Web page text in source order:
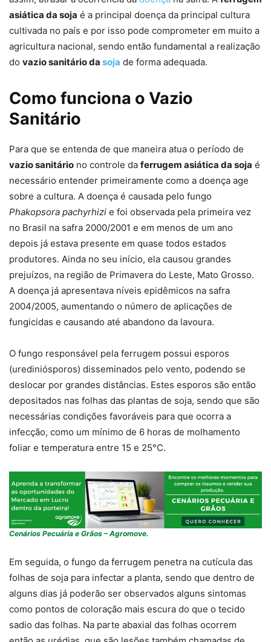
asiática da soja é a principal doença da principal cultura
cultivada no país e por isso pode comprometer em muito a
agricultura nacional, sendo então fundamental a realização
do vazio sanitário da soja de forma adequada.
Como funciona o Vazio
Sanitário
Para que se entenda de que maneira atua o período de
vazio sanitário no controle da ferrugem asiática da soja é
necessário entender primeiramente como a doença age
sobre a cultura. A doença é causada pelo fungo
Phakopsora pachyrhizi e foi observada pela primeira vez
no Brasil na safra 2000/2001 e em menos de um ano
depois já estava presente em quase todos estados
produtores. Ainda no seu início, ela causou grandes
prejuízos, na região de Primavera do Leste, Mato Grosso.
A doença já apresentava níveis epidêmicos na safra
2004/2005, aumentando o número de aplicações de
fungicidas e causando até abandono da lavoura.
O fungo responsável pela ferrugem possui esporos
(urediniósporos) disseminados pelo vento, podendo se
deslocar por grandes distâncias. Estes esporos são então
depositados nas folhas das plantas de soja, sendo que são
necessárias condições favoráveis para que ocorra a
infecção, como um mínimo de 6 horas de molhamento
foliar e temperatura entre 15 e 25°C.
Cenários Pecuária e Grãos – Agromove.
Em seguida, o fungo da ferrugem penetra na cutícula das
folhas de soja para infectar a planta, sendo que dentro de
alguns dias já poderão ser observados alguns sintomas
como pontos de coloração mais escura do que o tecido
sadio das folhas. Na parte abaxial das folhas ocorrem